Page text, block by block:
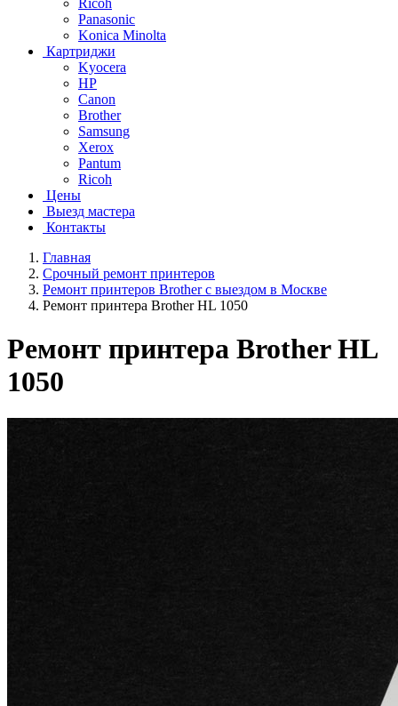
Ricoh
Panasonic
Konica Minolta
Картриджи
Kyocera
HP
Canon
Brother
Samsung
Xerox
Pantum
Ricoh
Цены
Выезд мастера
Контакты
Главная
Срочный ремонт принтеров
Ремонт принтеров Brother с выездом в Москве
Ремонт принтера Brother HL 1050
Ремонт принтера Brother HL
1050